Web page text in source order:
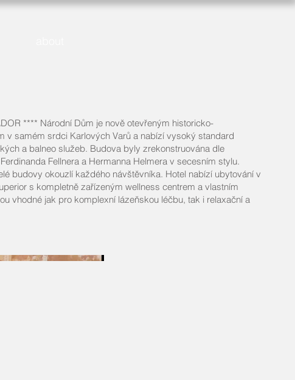
**** Národní Dům je nově otevřeným historicko-
v samém srdci Karlových Varů a nabízí vysoký standard
a balneo služeb. Budova byly zrekonstruována dle
Fellnera a Hermanna Helmera v secesním stylu.
budovy okouzlí každého návštěvníka. Hotel nabízí ubytování v
s kompletně zařízeným wellness centrem a vlastním
vhodné jak pro komplexní lázeňskou léčbu, tak i relaxační a